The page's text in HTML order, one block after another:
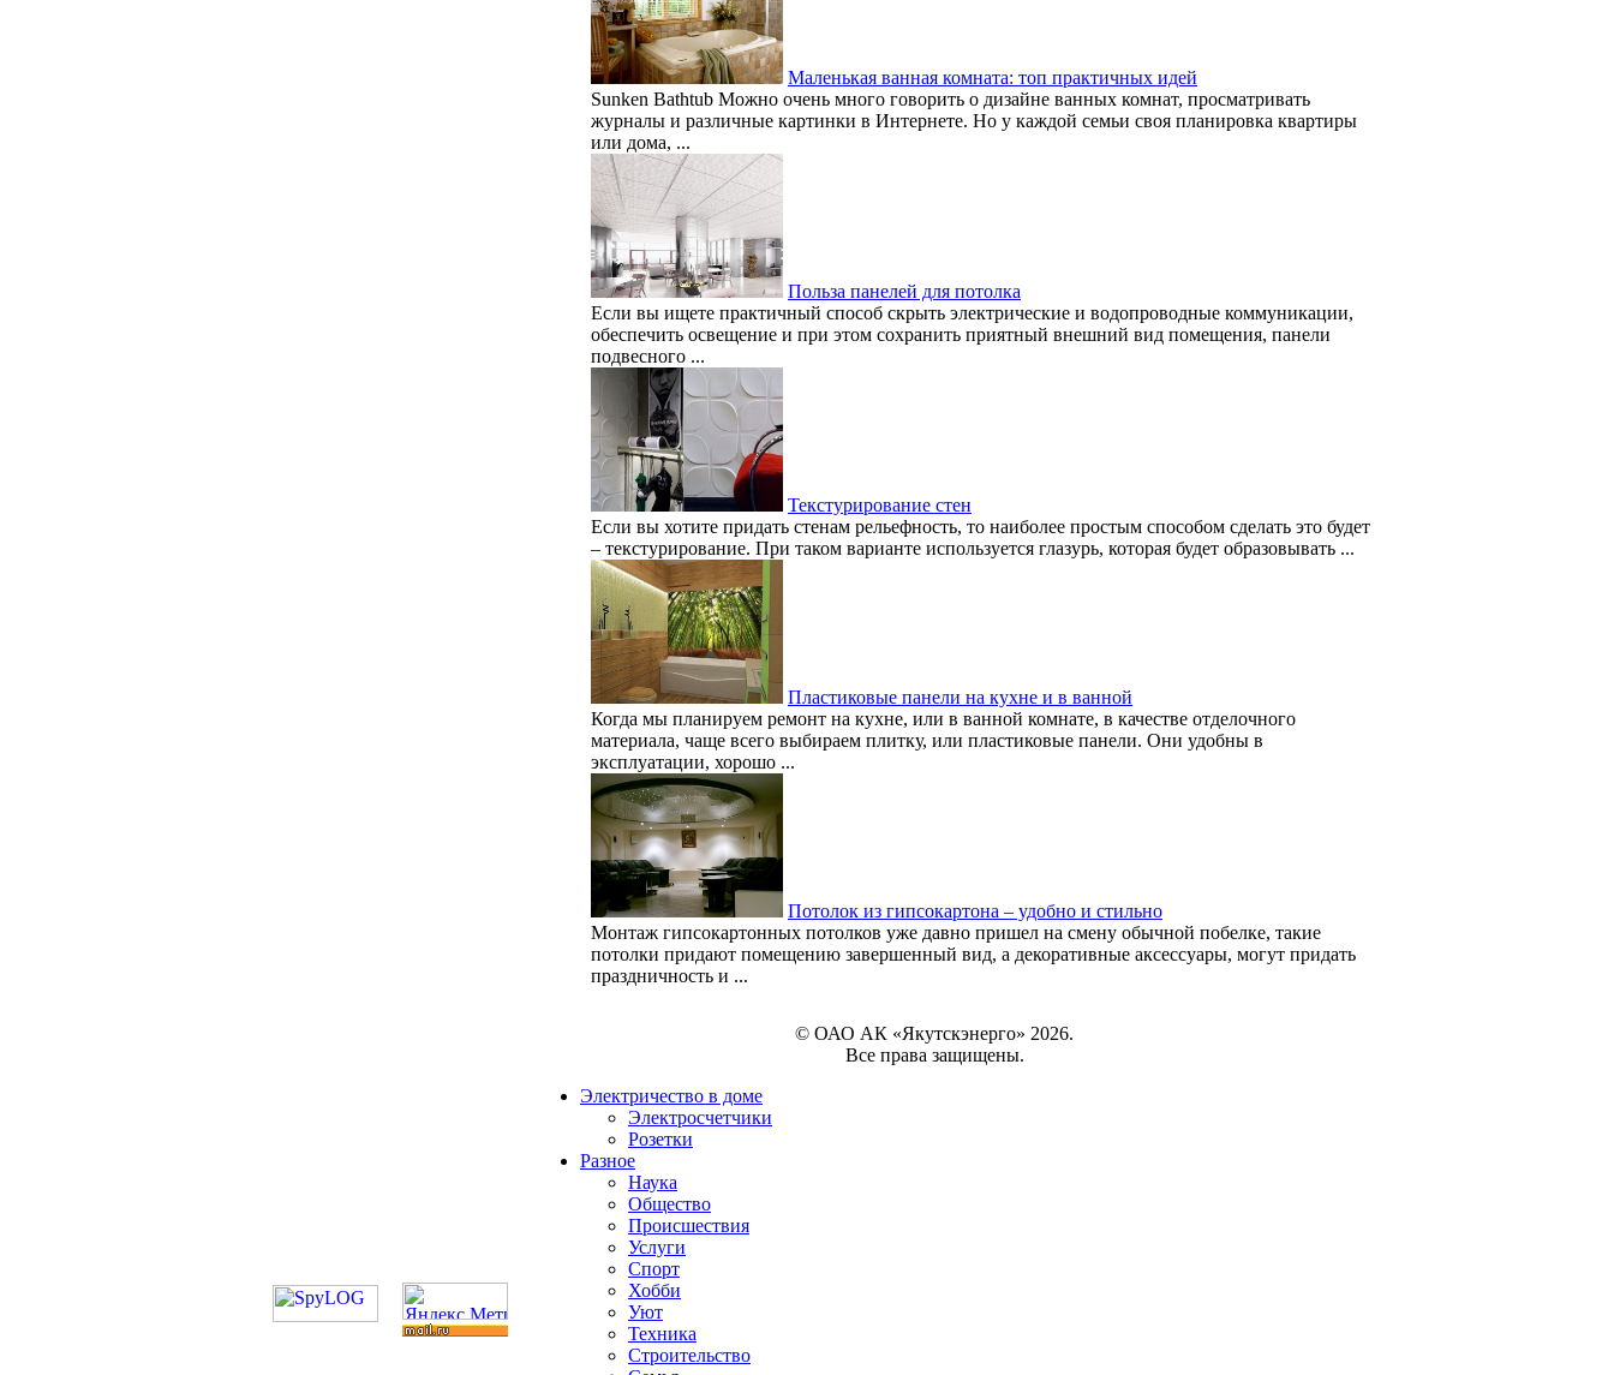
Маленькая ванная комната: топ практичных идей
Sunken Bathtub Можно очень много говорить о дизайне ванных комнат, просматривать
журналы и различные картинки в Интернете. Но у каждой семьи своя планировка квартиры
или дома, ...
Польза панелей для потолка
Если вы ищете практичный способ скрыть электрические и водопроводные коммуникации,
обеспечить освещение и при этом сохранить приятный внешний вид помещения, панели
подвесного ...
Текстурирование стен
Если вы хотите придать стенам рельефность, то наиболее простым способом сделать это будет
– текстурирование. При таком варианте используется глазурь, которая будет образовывать ...
Пластиковые панели на кухне и в ванной
Когда мы планируем ремонт на кухне, или в ванной комнате, в качестве отделочного
материала, чаще всего выбираем плитку, или пластиковые панели. Они удобны в
эксплуатации, хорошо ...
Потолок из гипсокартона – удобно и стильно
Монтаж гипсокартонных потолков уже давно пришел на смену обычной побелке, такие
потолки придают помещению завершенный вид, а декоративные аксессуары, могут придать
праздничность и ...
© ОАО АК «Якутскэнерго» 2026.
Все права защищены.
Электричество в доме
Электросчетчики
Розетки
Разное
Наука
Общество
Происшествия
Услуги
Спорт
Хобби
Уют
Техника
Строительство